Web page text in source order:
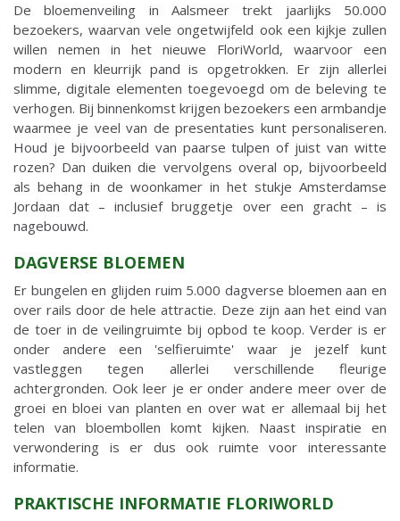
De bloemenveiling in Aalsmeer trekt jaarlijks 50.000
bezoekers, waarvan vele ongetwijfeld ook een kijkje zullen
willen nemen in het nieuwe FloriWorld, waarvoor een
modern en kleurrijk pand is opgetrokken. Er zijn allerlei
slimme, digitale elementen toegevoegd om de beleving te
verhogen. Bij binnenkomst krijgen bezoekers een armbandje
waarmee je veel van de presentaties kunt personaliseren.
Houd je bijvoorbeeld van paarse tulpen of juist van witte
rozen? Dan duiken die vervolgens overal op, bijvoorbeeld
als behang in de woonkamer in het stukje Amsterdamse
Jordaan dat – inclusief bruggetje over een gracht – is
nagebouwd.
DAGVERSE BLOEMEN
Er bungelen en glijden ruim 5.000 dagverse bloemen aan en
over rails door de hele attractie. Deze zijn aan het eind van
de toer in de veilingruimte bij opbod te koop. Verder is er
onder andere een 'selfieruimte' waar je jezelf kunt
vastleggen tegen allerlei verschillende fleurige
achtergronden. Ook leer je er onder andere meer over de
groei en bloei van planten en over wat er allemaal bij het
telen van bloembollen komt kijken. Naast inspiratie en
verwondering is er dus ook ruimte voor interessante
informatie.
PRAKTISCHE INFORMATIE FLORIWORLD